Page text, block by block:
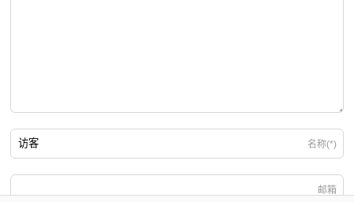
名称(*)
邮箱